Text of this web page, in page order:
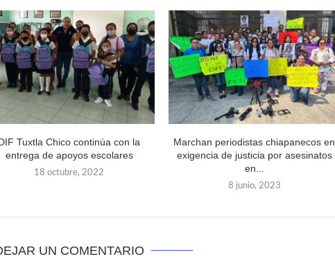
Tuxtla Chico continúa con la
entrega de apoyos escolares
18 octubre, 2022
Marchan periodistas chiapanecos en
exigencia de justicia por asesinatos
en...
8 junio, 2023
UN COMENTARIO